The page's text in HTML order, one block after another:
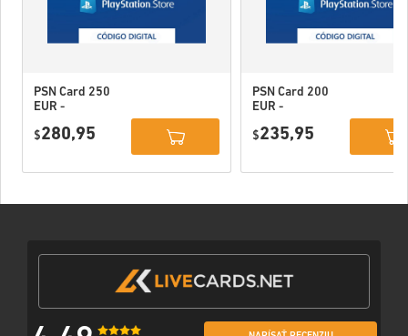
PSN Card 250
EUR -
Network
$280,95
PSN Card 200
EUR -
Network
$235,95